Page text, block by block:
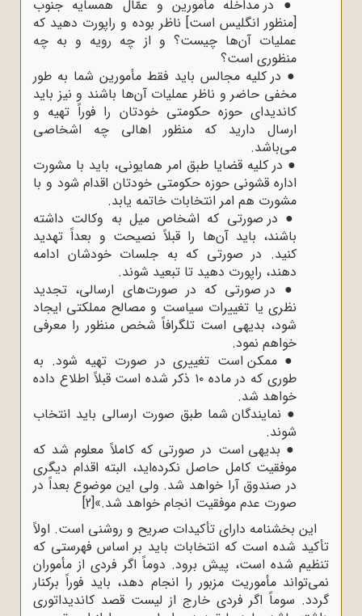
● در مداخله مأمورین و عمّال همسایه جنوب
[منظور انگلیس است] ناظر بوده و راپورت دهید که
عملیات آن‌ها چیست؟ و از چه رویه و به چه
منظوری است؟
● در کلیه مجالس باید فقط مأمورین شما به طور
مخفی حاضر و ناظر عملیات آن‌ها باشند و نیز باید
کاندیدای حوزه حکومتی خودتان را فوراً تهیه و
ارسال دارید که منظور اهالی چه اشخاصی
می‌باشد.
● در کلیه قضایا طبق امر همایونی، باید با مشورت
اداره قشونی حوزه حکومتی خودتان اقدام شود و با
مشورت هم امر انتخابات خاتمه یابد.
● در صورتی که اشخاص میل به وکالت داشته
باشند، باید آن‌ها را قبلاً نصیحت و بعداً تهدید
کنید. در صورتی که به جلسات خودشان ادامه
دهند، راپورت دهید تا تبعید شوند.
● در صورتی که در صورت‌های ارسالی، تجدید
نظری یا تغییرات سیاست و مصالح مملکتی ایجاد
شود، بدیهی است تلگرافاً شخص منظور را معرفی
خواهم نمود.
●ممکن است تغییری در صورت تهیه شود. به
طوری که در ماده ۱۰ ذکر شده است قبلاً اطلاع داده
خواهد شد.
● نمایندگان شما طبق صورت ارسالی باید انتخاب
شوند.
● بدیهی است در صورتی که کاملاً معلوم شد که
موفقیت کامل حاصل نکرده‌اید، البته اقدام دیگری
در صندوق آرا خواهد شد. ولی این موضوع بعداً در
صورت عدم موفقیت انجام خواهد شد.»[2]
این بخشنامه دارای تأکیدات صریح و روشنی است. اولاً
تأکید شده است که انتخابات باید بر اساس فهرستی که
تنظیم شده است، پیش برود. دوماً اگر فردی از مأموران
نمی‌تواند مأموریت مزبور را انجام دهد، باید فوراً برکنار
گردد. سوماً اگر فردی خارج از لیست قصد کاندیداتوری